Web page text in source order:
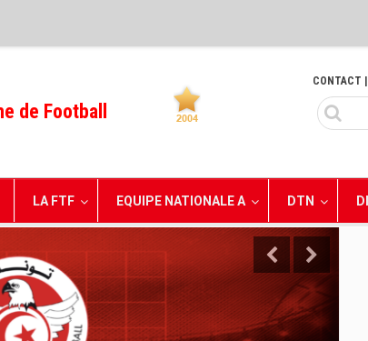
de Football
CONTACT
LA FTF EQUIPE NATIONALE A DTN